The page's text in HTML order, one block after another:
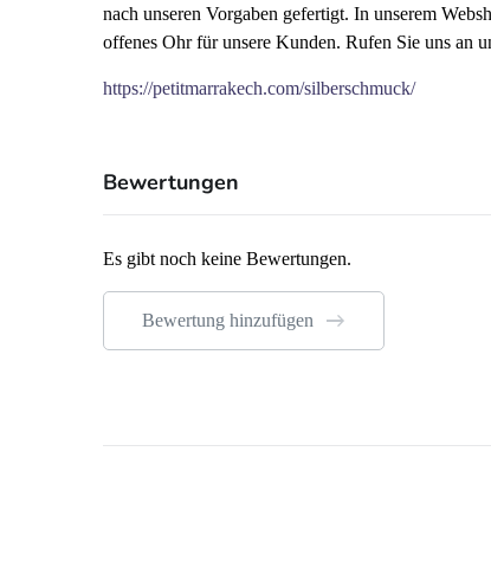
nach unseren Vorgaben gefertigt. In unserem
offenes Ohr für unsere Kunden. Rufen Sie uns an
https://petitmarrakech.com/silberschmuck/
Bewertungen
Es gibt noch keine Bewertungen.
Bewertung hinzufügen